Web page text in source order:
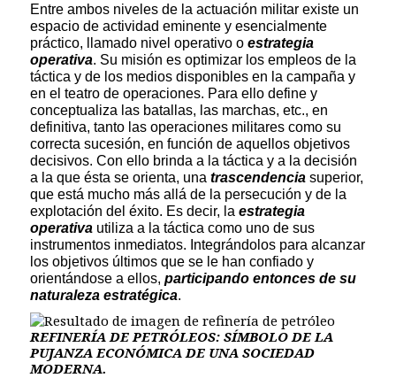
Entre ambos niveles de la actuación militar existe un
espacio de actividad eminente y esencialmente
práctico, llamado nivel operativo oestrategia
operativa. Su misión es optimizar los empleos de la
táctica y de los medios disponibles en la campaña y
en el teatro de operaciones. Para ello define y
conceptualiza las batallas, las marchas, etc., en
definitiva, tanto las operaciones militares como su
correcta sucesión, en función de aquellos objetivos
decisivos. Con ello brinda a la táctica y a la decisión
a la que ésta se orienta, unatrascendencia superior,
que está mucho más allá de la persecución y de la
explotación del éxito. Es decir, laestrategia
operativa utiliza a la táctica como uno de sus
instrumentos inmediatos. Integrándolos para alcanzar
los objetivos últimos que se le han confiado y
orientándose a ellos,participando entonces de su
naturaleza estratégica.
REFINERÍA DE PETRÓLEOS: SÍMBOLO DE LA
PUJANZA ECONÓMICA DE UNA SOCIEDAD
MODERNA.